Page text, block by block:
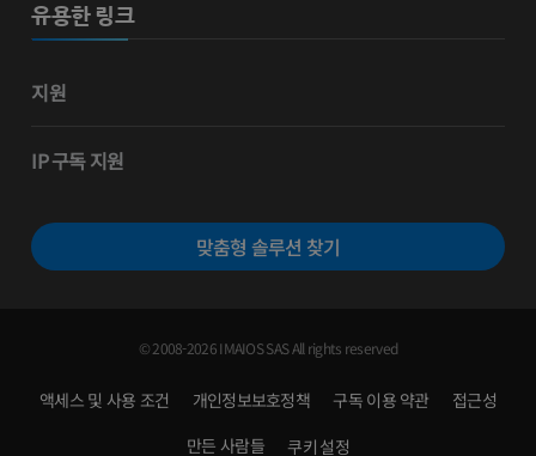
유용한 링크
지원
IP 구독 지원
맞춤형 솔루션 찾기
© 2008-2026 IMAIOS SAS All rights reserved
액세스 및 사용 조건 개인정보보호정책 구독 이용 약관
접근성
만든 사람들
쿠키 설정